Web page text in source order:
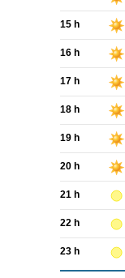
15 h
16 h
17 h
18 h
19 h
20 h
21 h
22 h
23 h